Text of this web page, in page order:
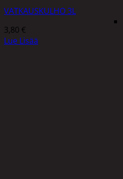
VATKAUSKULHO 3L
3,80 €
Lue Lisää